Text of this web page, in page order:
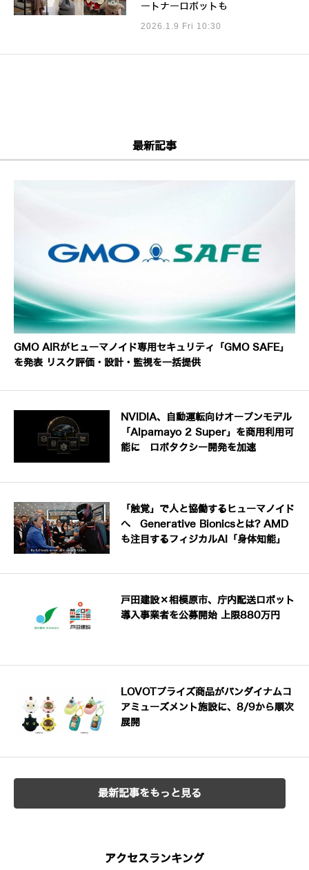
ートナーロボットも
2026.1.9 Fri 10:30
最新記事
GMO AIRがヒューマノイド専用セキュリティ「GMO SAFE」
を発表 リスク評価・設計・監視を一括提供
NVIDIA、自動運転向けオープンモデル
「Alpamayo 2 Super」を商用利用可
能に ロボタクシー開発を加速
「触覚」で人と協働するヒューマノイド
へ Generative Bionicsとは? AMD
も注目するフィジカルAI「身体知能」
戸田建設×相模原市、庁内配送ロボット
導入事業者を公募開始 上限880万円
LOVOTプライズ商品がバンダイナムコ
アミューズメント施設に、8/9から順次
展開
最新記事をもっと見る
アクセスランキング